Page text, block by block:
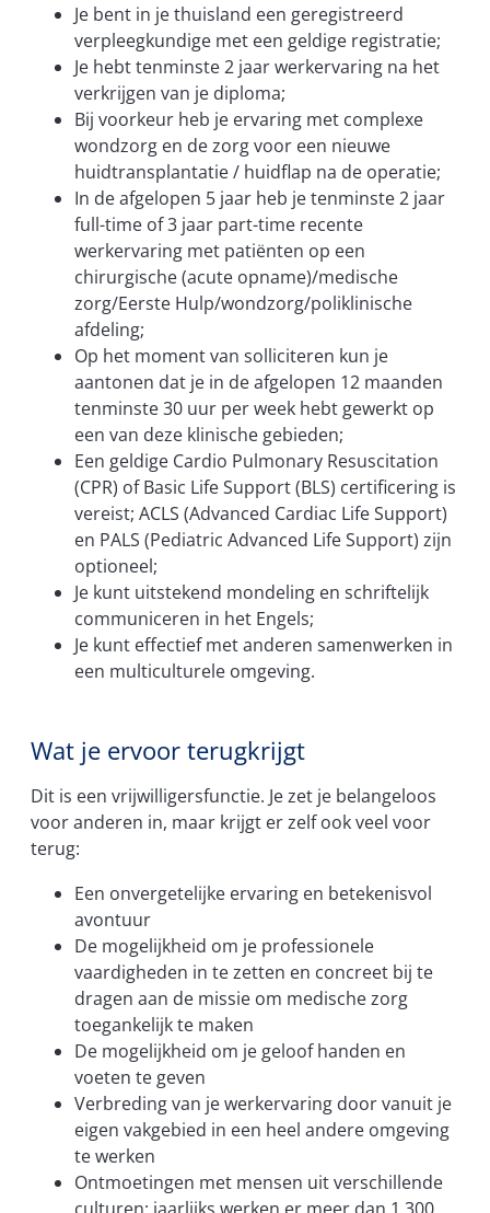
Je bent in je thuisland een geregistreerd
verpleegkundige met een geldige registratie;
Je hebt tenminste 2 jaar werkervaring na het
verkrijgen van je diploma;
Bij voorkeur heb je ervaring met complexe
wondzorg en de zorg voor een nieuwe
huidtransplantatie / huidflap na de operatie;
In de afgelopen 5 jaar heb je tenminste 2 jaar
full-time of 3 jaar part-time recente
werkervaring met patiënten op een
chirurgische (acute opname)/medische
zorg/Eerste Hulp/wondzorg/poliklinische
afdeling;
Op het moment van solliciteren kun je
aantonen dat je in de afgelopen 12 maanden
tenminste 30 uur per week hebt gewerkt op
een van deze klinische gebieden;
Een geldige Cardio Pulmonary Resuscitation
(CPR) of Basic Life Support (BLS) certificering is
vereist; ACLS (Advanced Cardiac Life Support)
en PALS (Pediatric Advanced Life Support) zijn
optioneel;
Je kunt uitstekend mondeling en schriftelijk
communiceren in het Engels;
Je kunt effectief met anderen samenwerken in
een multiculturele omgeving.
Wat je ervoor terugkrijgt
Dit is een vrijwilligersfunctie. Je zet je belangeloos
voor anderen in, maar krijgt er zelf ook veel voor
terug:
Een onvergetelijke ervaring en betekenisvol
avontuur
De mogelijkheid om je professionele
vaardigheden in te zetten en concreet bij te
dragen aan de missie om medische zorg
toegankelijk te maken
De mogelijkheid om je geloof handen en
voeten te geven
Verbreding van je werkervaring door vanuit je
eigen vakgebied in een heel andere omgeving
te werken
Ontmoetingen met mensen uit verschillende